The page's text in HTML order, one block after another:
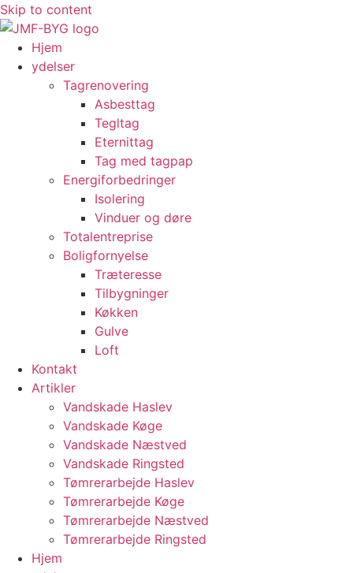
Skip to content
Hjem
ydelser
Tagrenovering
Asbesttag
Tegltag
Eternittag
Tag med tagpap
Energiforbedringer
Isolering
Vinduer og døre
Totalentreprise
Boligfornyelse
Træteresse
Tilbygninger
Køkken
Gulve
Loft
Kontakt
Artikler
Vandskade Haslev
Vandskade Køge
Vandskade Næstved
Vandskade Ringsted
Tømrerarbejde Haslev
Tømrerarbejde Køge
Tømrerarbejde Næstved
Tømrerarbejde Ringsted
Hjem